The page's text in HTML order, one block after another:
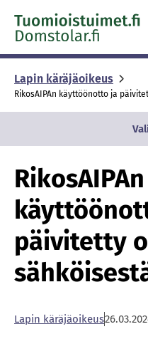
Skip to content -
Lapin käräjäoikeus
RikosAIPAn käyttöönotto ja
RikosAIPAn
päivitetty
La­pin kä­rä­jä­oi­keus